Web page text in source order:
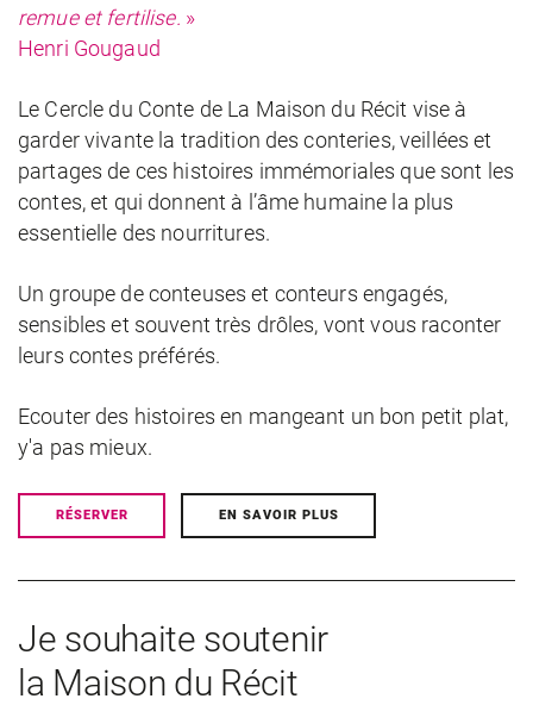
remue et fertilise. »
Henri Gougaud
Le Cercle du Conte de La Maison du Récit vise à
garder vivante la tradition des conteries, veillées et
partages de ces histoires immémoriales que sont les
contes, et qui donnent à l’âme humaine la plus
essentielle des nourritures.
Un groupe de conteuses et conteurs engagés,
sensibles et souvent très drôles, vont vous raconter
leurs contes préférés.
Ecouter des histoires en mangeant un bon petit plat,
y'a pas mieux.
RÉSERVER EN SAVOIR PLUS
Je souhaite soutenir
la Maison du Récit